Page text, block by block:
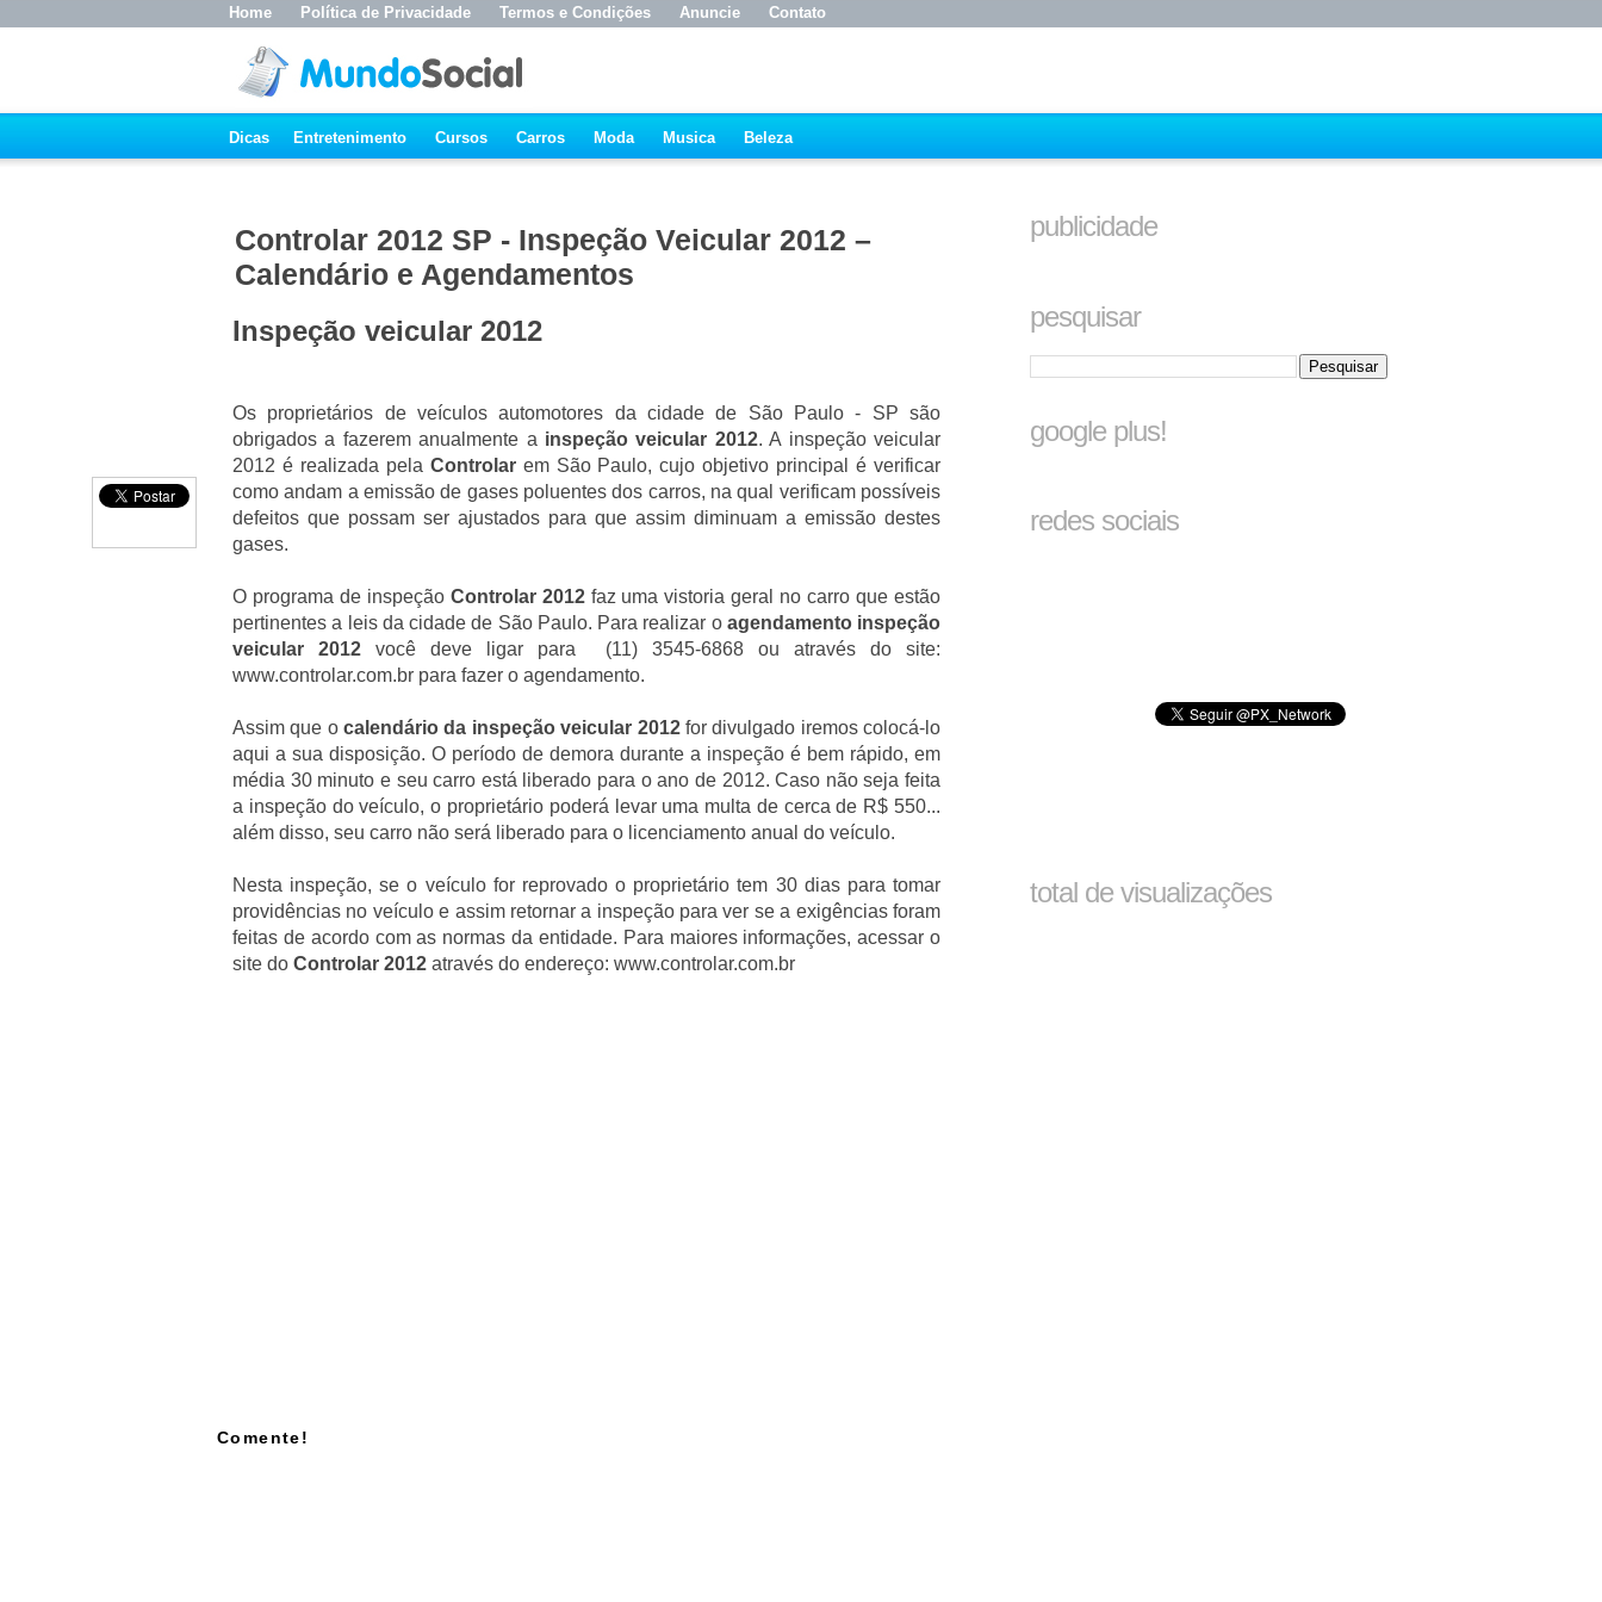
Home Política de Privacidade Termos e Condições Anuncie Contato
Dicas Entretenimento Cursos Carros Moda Musica Beleza
Controlar 2012 SP - Inspeção Veicular 2012 –
Calendário e Agendamentos
Inspeção veicular 2012
Os proprietários de veículos automotores da cidade de São Paulo - SP são
obrigados a fazerem anualmente a inspeção veicular 2012. A inspeção veicular
2012 é realizada pela Controlarem São Paulo, cujo objetivo principal é verificar
como andam a emissão de gases poluentes dos carros, na qual verificam possíveis
defeitos que possam ser ajustados para que assim diminuam a emissão destes
gases.
O programa de inspeção Controlar 2012faz uma vistoria geral no carro que estão
pertinentes a leis da cidade de São Paulo. Para realizar o agendamento inspeção
veicular 2012 você deve ligar para (11) 3545-6868 ou através do site:
www.controlar.com.br para fazer o agendamento.
Assim que ocalendário da inspeção veicular 2012for divulgado iremos colocá-lo
aqui a sua disposição. O período de demora durante a inspeção é bem rápido, em
média 30 minuto e seu carro está liberado para o ano de 2012. Caso não seja feita
a inspeção do veículo, o proprietário poderá levar uma multa de cerca de R$ 550...
além disso, seu carro não será liberado para o licenciamento anual do veículo.
Nesta inspeção, se o veículo for reprovado o proprietário tem 30 dias para tomar
providências no veículo e assim retornar a inspeção para ver se a exigências foram
feitas de acordo com as normas da entidade. Para maiores informações, acessar o
site do Controlar 2012 através do endereço: www.controlar.com.br
Comente!
publicidade
pesquisar
google plus!
redes sociais
total de visualizações